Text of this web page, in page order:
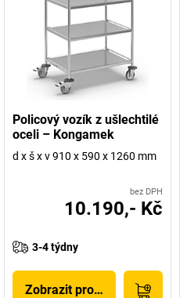
Policový vozík z ušlechtilé
oceli – Kongamek
d x š x v 910 x 590 x 1260 mm
bez DPH
10.190,- Kč
3-4 týdny
Zobrazit produkt